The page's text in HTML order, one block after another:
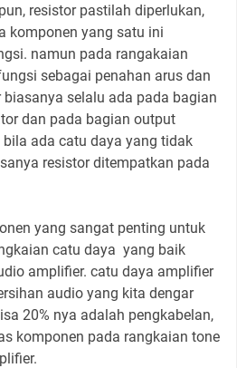
resistor pastilah diperlukan,
komponen yang satu ini
namun pada rangakaian
sebagai penahan arus dan
biasanya selalu ada pada bagian
dan pada bagian output
bila ada catu daya yang tidak
resistor ditempatkan pada
yang sangat penting untuk
catu daya yang baik
amplifier. catu daya amplifier
audio yang kita dengar
20% nya adalah pengkabelan,
komponen pada rangkaian tone